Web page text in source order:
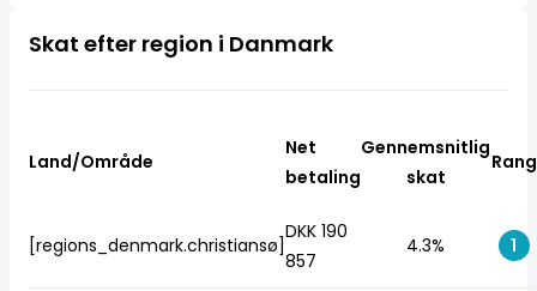
Skat efter region i Danmark
Land/Område
Net
betaling
Gennemsnitlig
skat
Rang
[regions_denmark.christiansø]
DKK 190
857
4.3% 1